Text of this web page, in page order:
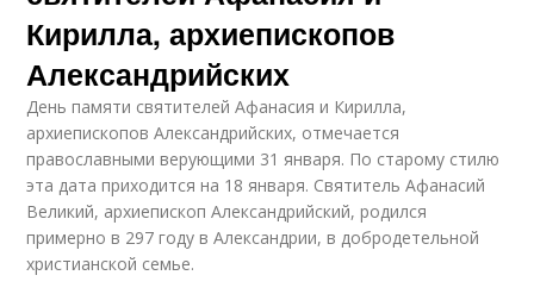
Кирилла, архиепископов
Александрийских
День памяти святителей Афанасия и Кирилла,
архиепископов Александрийских, отмечается
православными верующими 31 января. По старому стилю
эта дата приходится на 18 января. Святитель Афанасий
Великий, архиепископ Александрийский, родился
примерно в 297 году в Александрии, в добродетельной
христианской семье.